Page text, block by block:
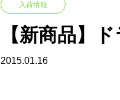
入荷情報
【新商品】
2015.01.16